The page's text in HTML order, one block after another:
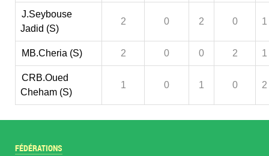
J.Seybouse
Jadid (S)
2 0 2 0 1
MB.Cheria (S) 2 0 0 2 1
CRB.Oued
Cheham (S)
1 0 1 0 2
FÉDÉRATIONS